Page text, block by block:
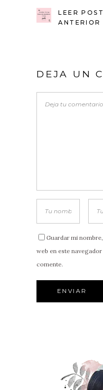
LEER POST
ANTERIOR
DEJA UN
Guardar mi
web en este
comente.